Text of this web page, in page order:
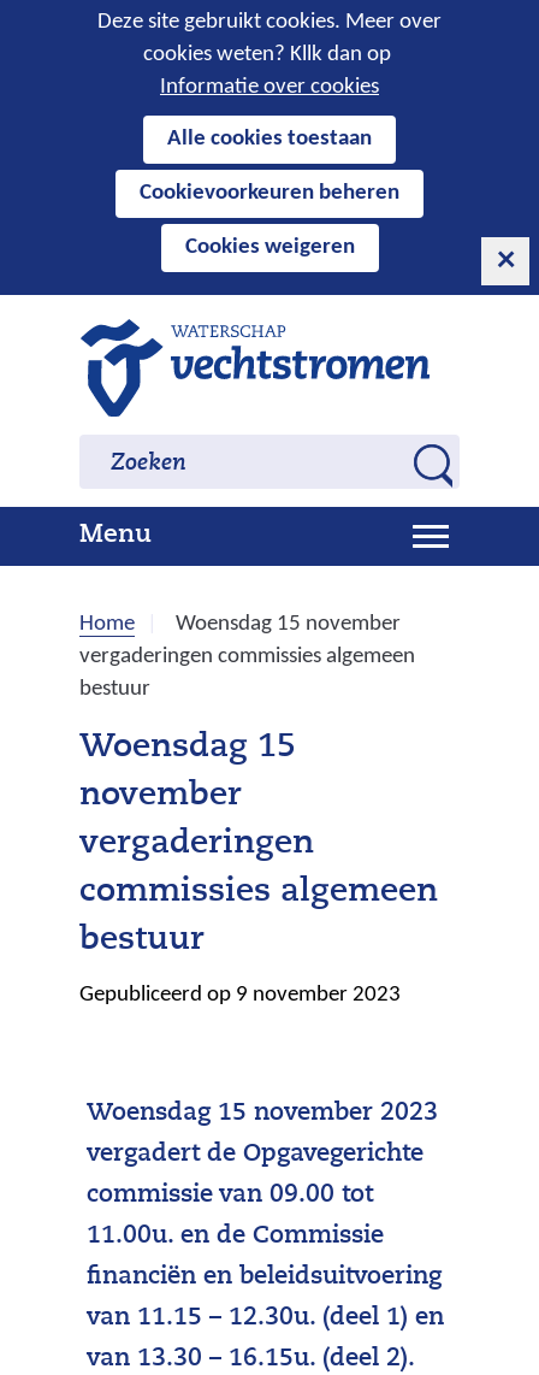
Cookies
toestaan?
Deze site gebruikt cookies. Meer over
cookies weten? Kllk dan op
Informatie over cookies
cookies
deze
website
worden
toegestaan
geweigerd.
Alle cookies toestaan
Cookievoorkeuren beheren
Cookies weigeren
naar
o
e
k
e
Zoeken Zoeken
MenuU
i
l
a
p
e
n
Home
Woensdag 15 november
vergaderingen commissies algemeen
bestuur
Woensdag 15
november
vergaderingen
commissies algemeen
bestuur
Gepubliceerd op 9 november 2023
Woensdag 15 november 2023
vergadert de Opgavegerichte
commissie van 09.00 tot
11.00u. en de Commissie
financiën en beleidsuitvoering
van 11.15 – 12.30u. (deel 1) en
van 13.30 – 16.15u. (deel 2).